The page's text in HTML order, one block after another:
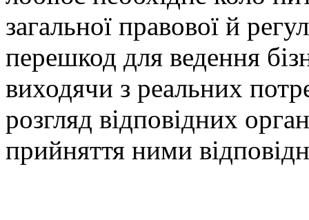
загальної правової й
перешкод для ведення
виходячи з реальних
розгляд відповідних
прийняття ними